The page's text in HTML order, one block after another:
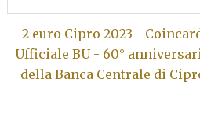
2 euro Cipro 2023 -
Ufficiale BU - 60°
della Banca Centrale di